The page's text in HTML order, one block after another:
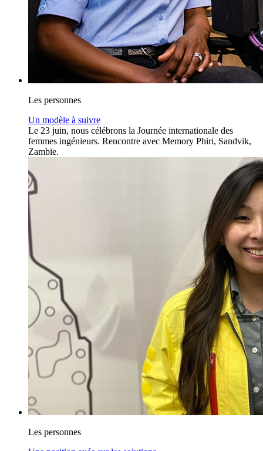
Les personnes
Un modèle à suivre
Le 23 juin, nous célébrons la Journée internationale des
femmes ingénieurs. Rencontre avec Memory Phiri, Sandvik,
Zambie.
Les personnes